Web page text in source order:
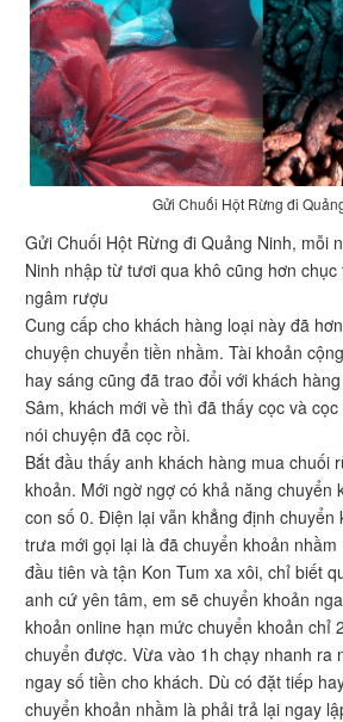
Gửi Chuối Hột Rừng đi
Gửi Chuối Hột Rừng đi Quảng Ninh, mỗi
Ninh nhập từ tươi qua khô cũng hơn
ngâm rượu
Cung cấp cho khách hàng loại này đã
chuyện chuyển tiền nhầm. Tài khoản
hay sáng cũng đã trao đổi với khách
Sâm, khách mới về thì đã thấy cọc và
nói chuyện đã cọc rồi.
Bắt đầu thấy anh khách hàng mua chuối
khoản. Mới ngờ ngợ có khả năng chuyển
con số 0. Điện lại vẫn khẳng định chuyển
trưa mới gọi lại là đã chuyển khoản
đầu tiên và tận Kon Tum xa xôi, chỉ biết
anh cứ yên tâm, em sẽ chuyển khoản
khoản online hạn mức chuyển khoản chỉ
chuyển được. Vừa vào 1h chạy nhanh ra
ngay số tiền cho khách. Dù có đặt tiếp
chuyển khoản nhầm là phải trả lại ngay